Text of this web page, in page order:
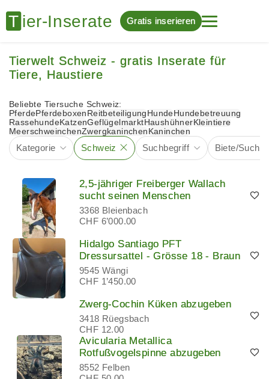
Gratis inserieren
Tierwelt Schweiz - gratis Inserate für
Tiere, Haustiere
Beliebte Tiersuche Schweiz:
PferdePferdeboxen Reitbeteiligung Hunde Hundebetreuung
RassehundeKatzenGeflügelmarkt Haushühner Kleintiere
MeerschweinchenZwergkaninchen Kaninchen
Kategorie Schweiz Suchbegriff Biete/Suche
2,5-jähriger Freiberger Wallach
sucht seinen Menschen
3368 Bleienbach
CHF 6’000.00
Hidalgo Santiago PFT
Dressursattel - Grösse 18 - Braun
9545 Wängi
CHF 1’450.00
Zwerg-Cochin Küken abzugeben
3418 Rüegsbach
CHF 12.00
Avicularia Metallica
Rotfußvogelspinne abzugeben
8552 Felben